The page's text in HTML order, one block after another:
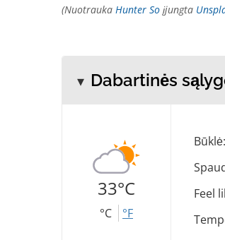
(Nuotrauka Hunter So įjungta
Dabartinės
33°C
°C °F
Būklė:
Feel